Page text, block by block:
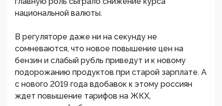
национальной валюты.
В регуляторе даже ни на секунду не
сомневаются, что новое повышение цен на
бензин и слабый рубль приведут и к новому
подорожанию продуктов при старой зарплате. А
с нового 2019 года вдобавок к этому россиян
ждет повышение тарифов на ЖКХ,